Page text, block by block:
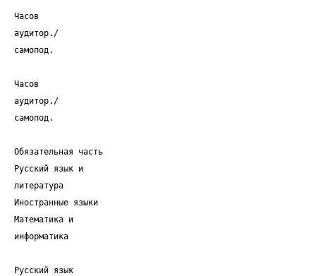
Часов
аудитор./
самопод.
Часов
аудитор./
самопод.
Обязательная часть
Русский язык и
литература
Иностранные языки
Математика и
информатика
Русский язык